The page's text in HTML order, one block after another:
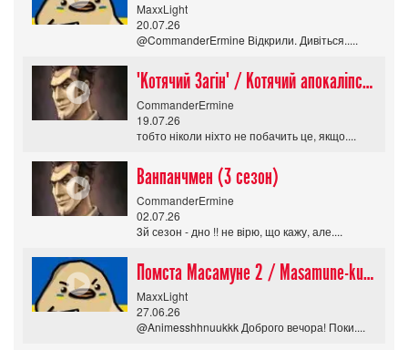
MaxxLight
20.07.26
@CommanderErmine Відкрили. Дивіться.....
"Котячий Загін" / Котячий апокаліпсис / Cat Shit One
CommanderErmine
19.07.26
тобто ніколи ніхто не побачить це, якщо....
Ванпанчмен (3 сезон)
CommanderErmine
02.07.26
3й сезон - дно !! не вірю, що кажу, але....
Помста Масамуне 2 / Masamune-kun no Revenge R
MaxxLight
27.06.26
@Animesshhnuukkk Доброго вечора! Поки....